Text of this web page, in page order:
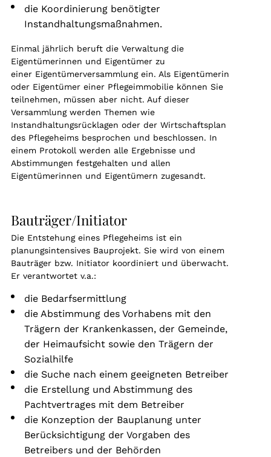
die Koordinierung benötigter
Instandhaltungsmaßnahmen.
Einmal jährlich beruft die Verwaltung die
Eigentümerinnen und Eigentümer zu
einer Eigentümerversammlung ein. Als Eigentümerin
oder Eigentümer einer Pflegeimmobilie können Sie
teilnehmen, müssen aber nicht. Auf dieser
Versammlung werden Themen wie
Instandhaltungsrücklagen oder der Wirtschaftsplan
des Pflegeheims besprochen und beschlossen. In
einem Protokoll werden alle Ergebnisse und
Abstimmungen festgehalten und allen
Eigentümerinnen und Eigentümern zugesandt.
Bauträger/Initiator
Die Entstehung eines Pflegeheims ist ein
planungsintensives Bauprojekt. Sie wird von einem
Bauträger bzw. Initiator koordiniert und überwacht.
Er verantwortet v.a.:
die Bedarfsermittlung
die Abstimmung des Vorhabens mit den
Trägern der Krankenkassen, der Gemeinde,
der Heimaufsicht sowie den Trägern der
Sozialhilfe
die Suche nach einem geeigneten Betreiber
die Erstellung und Abstimmung des
Pachtvertrages mit dem Betreiber
die Konzeption der Bauplanung unter
Berücksichtigung der Vorgaben des
Betreibers und der Behörden